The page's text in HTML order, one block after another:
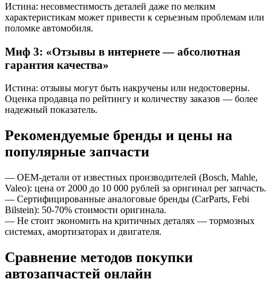
Истина: несовместимость деталей даже по мелким
характеристикам может привести к серьезным проблемам или
поломке автомобиля.
Миф 3: «Отзывы в интернете — абсолютная
гарантия качества»
Истина: отзывы могут быть накручены или недостоверны.
Оценка продавца по рейтингу и количеству заказов — более
надежный показатель.
Рекомендуемые бренды и цены на
популярные запчасти
— OEM-детали от известных производителей (Bosch, Mahle,
Valeo): цена от 2000 до 10 000 рублей за оригинал per запчасть.
— Сертифицированные аналоговые бренды (CarParts, Febi
Bilstein): 50-70% стоимости оригинала.
— Не стоит экономить на критичных деталях — тормозных
системах, амортизаторах и двигателя.
Сравнение методов покупки
автозапчастей онлайн